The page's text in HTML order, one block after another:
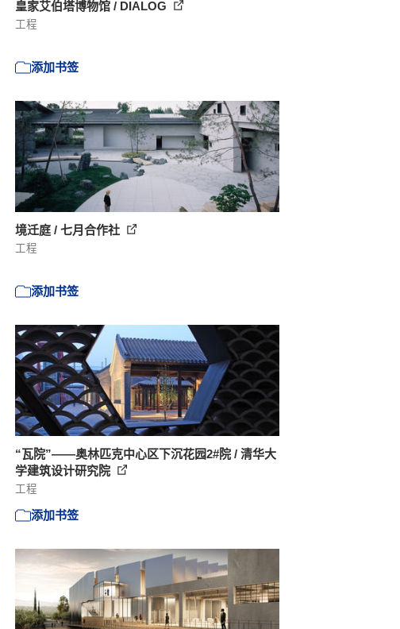
皇家艾伯塔博物馆 / DIALOG
工程
添加书签
境迁庭 / 七月合作社
工程
添加书签
“瓦院”——奥林匹克中心区下沉花园2#院 / 清华大
学建筑设计研究院
工程
添加书签